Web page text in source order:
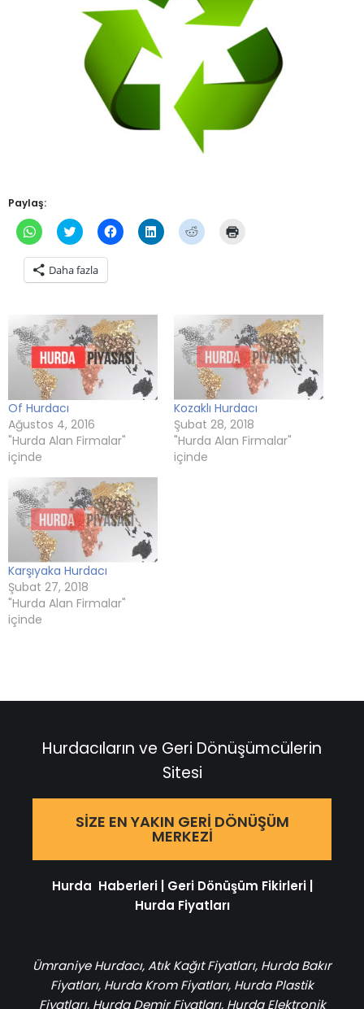
Paylaş:
WhatsApp'ta
paylaşmak
tıklayın
(Yeni
pencerede
Twitter
üzerinde
için
tıklayın
(Yeni
Facebook'ta
paylaşmak
Linkedln
üzerinden
Reddit
üzerinde
Daha fazla
Of Hurdacı
Ağustos 4, 2016
"Hurda Alan Firmalar"
içinde
Kozaklı Hurdacı
Şubat 28, 2018
"Hurda Alan Firmalar"
içinde
Karşıyaka Hurdacı
Şubat 27, 2018
"Hurda Alan Firmalar"
içinde
Hurdacıların ve Geri Dönüşümcülerin
Sitesi
SIZE EN YAKIN GERI DÖNÜŞÜM
MERKEZI
Hurda Haberleri| Geri Dönüşüm Fikirleri|
Hurda Fiyatları
Ümraniye Hurdacı,Atık Kağıt Fiyatları, Hurda Bakır
Fiyatları, Hurda Krom Fiyatları, Hurda Plastik
Fiyatları, Hurda Demir Fiyatları, Hurda Elektronik